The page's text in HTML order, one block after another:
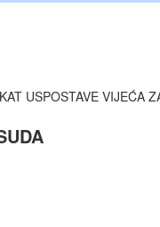
USPOSTAVE VIJEĆA